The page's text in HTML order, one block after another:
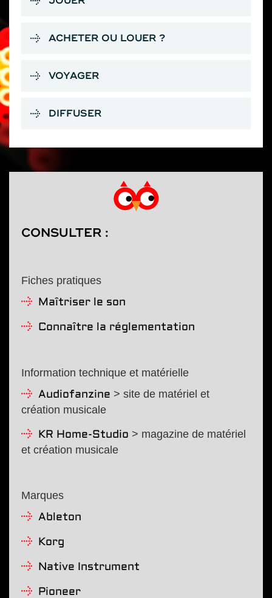
ACHETER OU LOUER ?
VOYAGER
DIFFUSER
CONSULTER :
Fiches pratiques
Maîtriser le son
Connaître la réglementation
Information technique et matérielle
Audiofanzine > site de matériel et
création musicale
KR Home-Studio > magazine de matériel
et création musicale
Marques
Ableton
Korg
Native Instrument
Pioneer